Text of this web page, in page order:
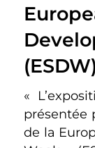
«
présentée
de la